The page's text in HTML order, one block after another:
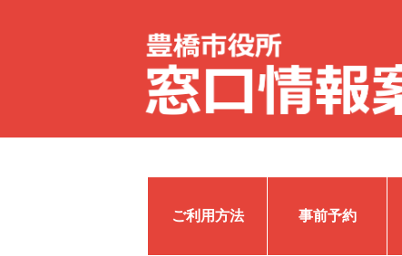
ご利用方法 事前予約